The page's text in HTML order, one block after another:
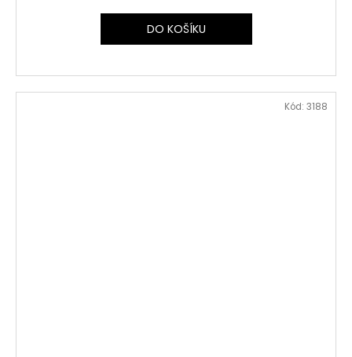
DO KOŠÍKU
Kód: 3188